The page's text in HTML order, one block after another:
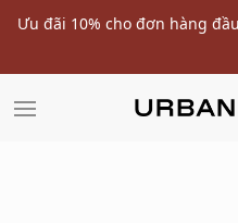
Ưu đãi 10% cho đơn hàng
SALE